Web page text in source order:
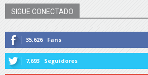
SIGUE CONECTADO
35,626 Fans
7,693 Seguidores